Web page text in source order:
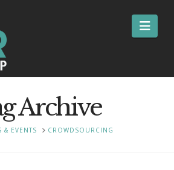
Archive
& EVENTS CROWDSOURCING